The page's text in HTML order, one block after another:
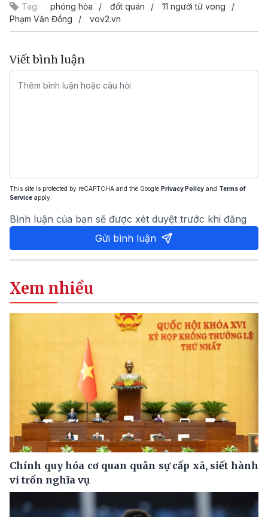
Tag: phóng hỏa đốt quán
11 người tử vong
Phạm Văn Đồng
vov2.vn
Viết bình luận
This site is protected by reCAPTCHA and the Google Privacy Policy and Terms of
Service apply.
Bình luận của bạn sẽ được xét duyệt trước khi đăng
Gửi bình luận
Xem nhiều
Chính quy hóa cơ quan quân sự cấp xã, siết hành
vi trốn nghĩa vụ